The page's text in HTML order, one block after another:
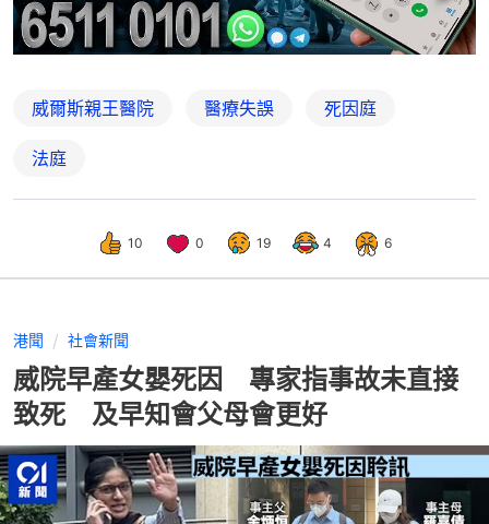
威爾斯親王醫院 醫療失誤 死因庭
法庭
10 0 19 4 6
港聞 社會新聞
威院早產女嬰死因 專家指事故未直接
致死 及早知會父母會更好